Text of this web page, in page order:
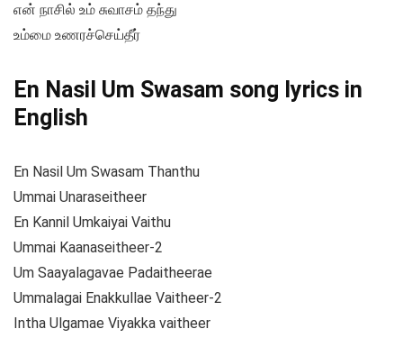
என் நாசில் உம் சுவாசம் தந்து
உம்மை உணரச்செய்தீர்
En Nasil Um Swasam song lyrics in
English
En Nasil Um Swasam Thanthu
Ummai Unaraseitheer
En Kannil Umkaiyai Vaithu
Ummai Kaanaseitheer-2
Um Saayalagavae Padaitheerae
Ummalagai Enakkullae Vaitheer-2
Intha Ulgamae Viyakka vaitheer